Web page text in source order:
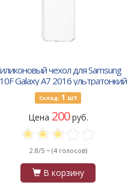
чехол для Samsung
Galaxy A7 2016 ультратонкий
бело-прозрачный
Склад: 1 шт
Цена 200руб.
2.8/5 ~ (4 голосов)
В корзину